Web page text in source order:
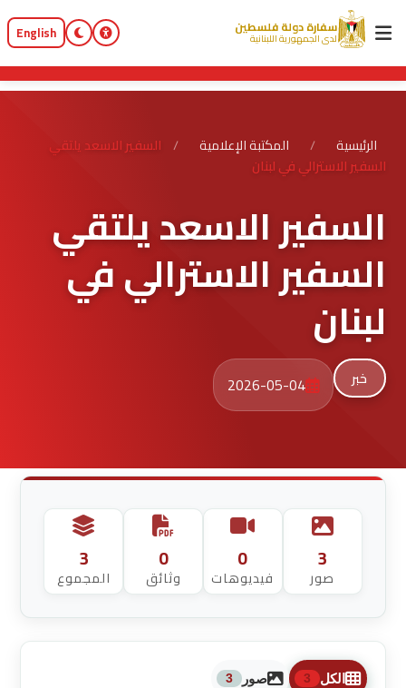
سفارة دولة فلسطين
لدى الجمهورية اللبنانية English
الرئيسية / المكتبة الإعلامية / السفير الاسعد يلتقي
السفير الاسترالي في لبنان
السفير الاسعد يلتقي
السفير الاسترالي في
لبنان
خبر 2026-05-04
3
صور
0
فيديوهات
0
وثائق
3
المجموع
الكل 3 صور 3